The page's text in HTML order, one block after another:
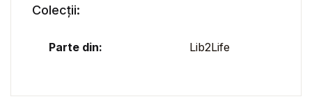
Colecții:
Parte din: Lib2Life